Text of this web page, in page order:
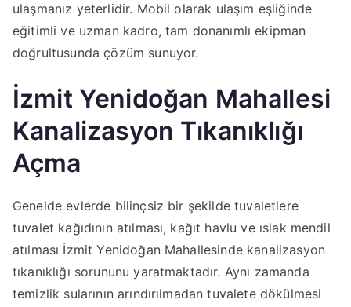
ulaşmanız yeterlidir. Mobil olarak ulaşım eşliğinde
eğitimli ve uzman kadro, tam donanımlı ekipman
doğrultusunda çözüm sunuyor.
İzmit Yenidoğan Mahallesi
Kanalizasyon Tıkanıklığı
Açma
Genelde evlerde bilinçsiz bir şekilde tuvaletlere
tuvalet kağıdının atılması, kağıt havlu ve ıslak mendil
atılması İzmit Yenidoğan Mahallesinde kanalizasyon
tıkanıklığı sorununu yaratmaktadır. Aynı zamanda
temizlik sularının arındırılmadan tuvalete dökülmesi